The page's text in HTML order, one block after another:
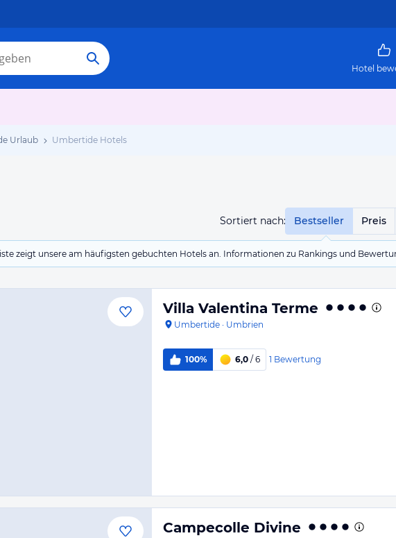
Hotel
Urlaub Umbertide Hotels
Sortiert nach: Bestseller Preis
zeigt unsere am häufigsten gebuchten Hotels an. Informationen zu Rankings und
Villa Valentina Terme
Umbertide · Umbrien
100% 6,0 / 6 1 Bewertung
Campecolle Divine